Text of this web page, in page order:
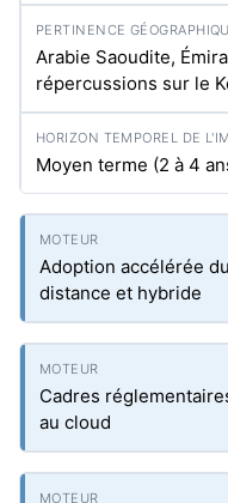
Arabie Saoudite,
répercussions sur le
Moyen terme (2 à 4
Adoption accélérée
distance et hybride
Cadres
au cloud